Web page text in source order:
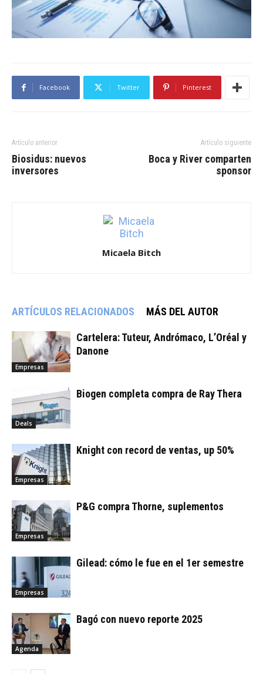
Facebook Twitter Pinterest
Artículo anterior
Biosidus: nuevos
inversores
Artículo siguiente
Boca y River comparten
sponsor
Micaela Bitch
ARTÍCULOS RELACIONADOS MÁS DEL AUTOR
Empresas
Cartelera: Tuteur, Andrómaco, L’Oréal y
Danone
Deals
Biogen completa compra de Ray Thera
Empresas
Knight con record de ventas, up 50%
Empresas
P&G compra Thorne, suplementos
Empresas
Gilead: cómo le fue en el 1er semestre
Agenda
Bagó con nuevo reporte 2025